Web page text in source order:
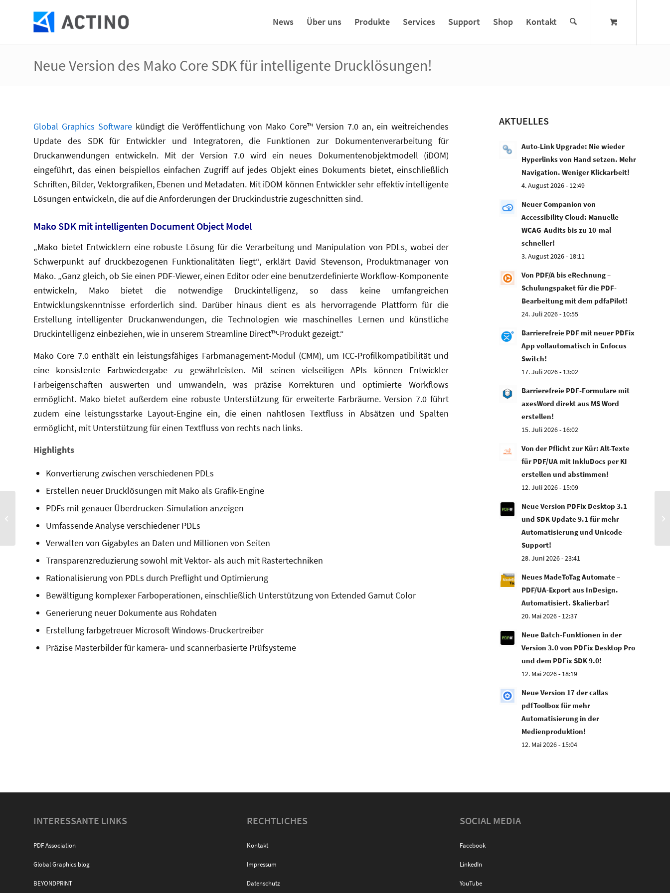
News Über uns Produkte Services Support Shop Kontakt
Neue Version des Mako Core SDK für intelligente Drucklösungen!
Global Graphics Softwarekündigt die Veröffentlichung von Mako Core™ Version 7.0 an, ein weitreichendes
Update des SDK für Entwickler und Integratoren, die Funktionen zur Dokumentenverarbeitung für
Druckanwendungen entwickeln. Mit der Version 7.0 wird ein neues Dokumentenobjektmodell (iDOM)
eingeführt, das einen beispiellos einfachen Zugriff auf jedes Objekt eines Dokuments bietet, einschließlich
Schriften, Bilder, Vektorgrafiken, Ebenen und Metadaten. Mit iDOM können Entwickler sehr effektiv intelligente
Lösungen entwickeln, die auf die Anforderungen der Druckindustrie zugeschnitten sind.
Mako SDK mit intelligenten Document Object Model
„Mako bietet Entwicklern eine robuste Lösung für die Verarbeitung und Manipulation von PDLs, wobei der
Schwerpunkt auf druckbezogenen Funktionalitäten liegt“, erklärt David Stevenson, Produktmanager von
Mako. „Ganz gleich, ob Sie einen PDF-Viewer, einen Editor oder eine benutzerdefinierte Workflow-Komponente
entwickeln, Mako bietet die notwendige Druckintelligenz, so dass keine umfangreichen
Entwicklungskenntnisse erforderlich sind. Darüber hinaus dient es als hervorragende Plattform für die
Erstellung intelligenter Druckanwendungen, die Technologien wie maschinelles Lernen und künstliche
Druckintelligenz einbeziehen, wie in unserem Streamline Direct™-Produkt gezeigt.“
Mako Core 7.0 enthält ein leistungsfähiges Farbmanagement-Modul (CMM), um ICC-Profilkompatibilität und
eine konsistente Farbwiedergabe zu gewährleisten. Mit seinen vielseitigen APIs können Entwickler
Farbeigenschaften auswerten und umwandeln, was präzise Korrekturen und optimierte Workflows
ermöglicht. Mako bietet außerdem eine robuste Unterstützung für erweiterte Farbräume. Version 7.0 führt
zudem eine leistungsstarke Layout-Engine ein, die einen nahtlosen Textfluss in Absätzen und Spalten
ermöglicht, mit Unterstützung für einen Textfluss von rechts nach links.
Highlights
Konvertierung zwischen verschiedenen PDLs
Erstellen neuer Drucklösungen mit Mako als Grafik-Engine
PDFs mit genauer Überdrucken-Simulation anzeigen
Umfassende Analyse verschiedener PDLs
Verwalten von Gigabytes an Daten und Millionen von Seiten
Transparenzreduzierung sowohl mit Vektor- als auch mit Rastertechniken
Rationalisierung von PDLs durch Preflight und Optimierung
Bewältigung komplexer Farboperationen, einschließlich Unterstützung von Extended Gamut Color
Generierung neuer Dokumente aus Rohdaten
Erstellung farbgetreuer Microsoft Windows-Druckertreiber
Präzise Masterbilder für kamera- und scannerbasierte Prüfsysteme
AKTUELLES
Auto-Link Upgrade: Nie wieder
Hyperlinks von Hand setzen. Mehr
Navigation. Weniger Klickarbeit!
4. August 2026 - 12:49
Neuer Companion von
Accessibility Cloud: Manuelle
WCAG-Audits bis zu 10-mal
schneller!
3. August 2026 - 18:11
Von PDF/A bis eRechnung –
Schulungspaket für die PDF-
Bearbeitung mit dem pdfaPilot!
24. Juli 2026 - 10:55
Barrierefreie PDF mit neuer PDFix
App vollautomatisch in Enfocus
Switch!
17. Juli 2026 - 13:02
Barrierefreie PDF-Formulare mit
axesWord direkt aus MS Word
erstellen!
15. Juli 2026 - 16:02
Von der Pflicht zur Kür: Alt-Texte
für PDF/UA mit InkluDocs per KI
erstellen und abstimmen!
12. Juli 2026 - 15:09
Neue Version PDFix Desktop 3.1
und SDK Update 9.1 für mehr
Automatisierung und Unicode-
Support!
28. Juni 2026 - 23:41
Neues MadeToTag Automate –
PDF/UA-Export aus InDesign.
Automatisiert. Skalierbar!
20. Mai 2026 - 12:37
Neue Batch-Funktionen in der
Version 3.0 von PDFix Desktop Pro
und dem PDFix SDK 9.0!
12. Mai 2026 - 18:19
Neue Version 17 der callas
pdfToolbox für mehr
Automatisierung in der
Medienproduktion!
12. Mai 2026 - 15:04
INTERESSANTE LINKS
PDF Association
Global Graphics blog
BEYONDPRINT
RECHTLICHES
Kontakt
Impressum
Datenschutz
SOCIAL MEDIA
Facebook
LinkedIn
YouTube
PDFix nutzt künstliche
Intelligenz zur Erkennung
von Bildinhalten für